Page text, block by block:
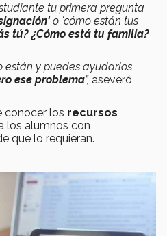
tu primera pregunta
o 'cómo están tus
tú? ¿Cómo está tu familia?
están y puedes ayudarlos
ese problema”, aseveró
conocer los recursos
los alumnos con
que lo requieran.